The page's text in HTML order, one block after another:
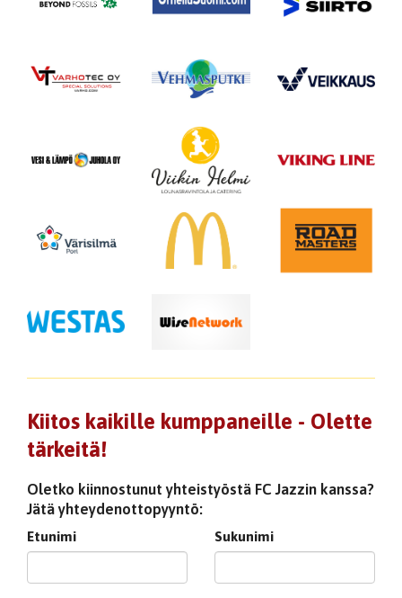
Kiitos kaikille kumppaneille - Olette
tärkeitä!
Oletko kiinnostunut yhteistyöstä FC Jazzin kanssa?
Jätä yhteydenottopyyntö:
Etunimi Sukunimi